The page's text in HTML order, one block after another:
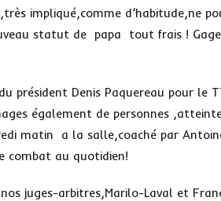
impliqué,comme d’habitude,ne
statut de papa tout frais !
président Denis Paquereau pour le
également de personnes
matin a la salle,coaché par
combat au quotidien!
juges-arbitres,Marilo-Laval et